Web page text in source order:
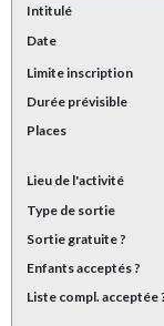
Intitulé
Date
Limite inscription
Durée prévisible
Places
Lieu de l'activité
Type de sortie
Sortie gratuite ?
Enfants acceptés ?
Liste compl. acceptée